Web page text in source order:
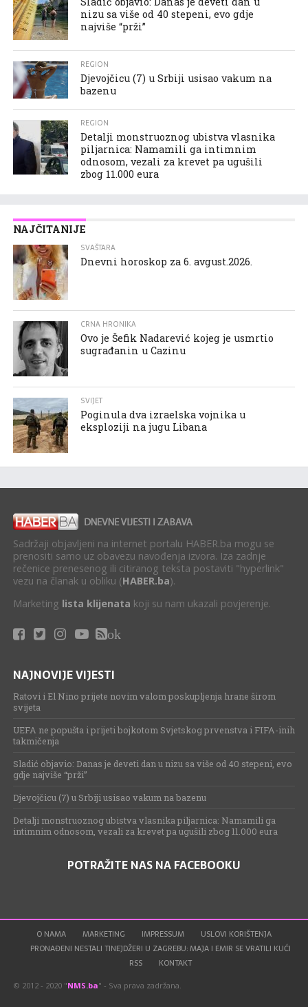
nizu sa više od 40 stepeni, evo gdje
najviše “prži”
REGION
Djevojčicu (7) u Srbiji usisao vakum na
bazenu
REGION
Detalji monstruoznog ubistva vlasnika
piljarnica: Namamili ga intimnim
odnosom, vezali za krevet pa ugušili
zbog 11.000 eura
NAJČITANIJE
SVAŠTARA
Dnevni horoskop za 6. avgust.2026.
CRNA HRONIKA
Ovo je Šefik Nadarević kojeg je usmrtio
sugrađanin u Cazinu
SVIJET
Poginula dva izraelska vojnika u
eksploziji na jugu Libana
Sadržaji objavljeni na internet portalu HABER.ba mogu se
prenositi samo uz obavezu navođenja izvora. Iza zadnje
rečenice prenesenog ili citiranog teksta postaviti "hyperlink"
vezu na članak u obliku (HABER.ba).
Marketing lista klijenata koji su nam ukazali povjerenje.
ok
NAJNOVIJE VIJESTI
Ratovi i El Nino prijete novim valom poskupljenja hrane širom
svijeta
UEFA ne popušta i prijeti bojkotom Svjetskog prvenstva i FIFA-inih
takmičenja
Sladić objavio: Danas je deveti dan u nizu sa više od 40 stepeni, evo
gdje najviše “prži”
Djevojčicu (7) u Srbiji usisao vakum na bazenu
Detalji monstruoznog ubistva vlasnika piljarnica: Namamili ga
intimnim odnosom, vezali za krevet pa ugušili zbog 11.000 eura
POTRAŽITE NAS NA FACEBOOKU
O NAMA MARKETING IMPRESSUM
USLOVI KORIŠTENJA
PRONAĐENI NESTALI TINEJDŽERI U ZAGREBU: MAJA I EMIR SE VRATILI KUĆI
RSS
KONTAKT
© 2012 - 2020 "NMS.ba" - Sva prava zadržana.